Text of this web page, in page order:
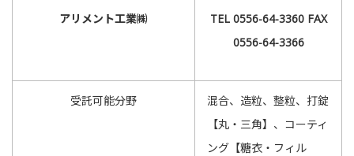
アリメント工業㈱
TEL 0556-64-3360 FAX
0556-64-3366
受託可能分野
混合、造粒、整粒、打錠
【丸・三角】、コーティ
ング【糖衣・フィル